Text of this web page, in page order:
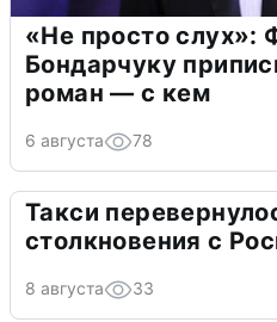
«Не просто слух»:
Бондарчуку
роман — с кем
6 августа 78
Такси
столкновения с
8 августа 33